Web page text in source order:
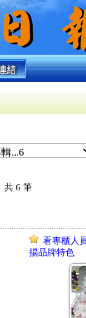
共 6筆
看專櫃人
揚品牌特色